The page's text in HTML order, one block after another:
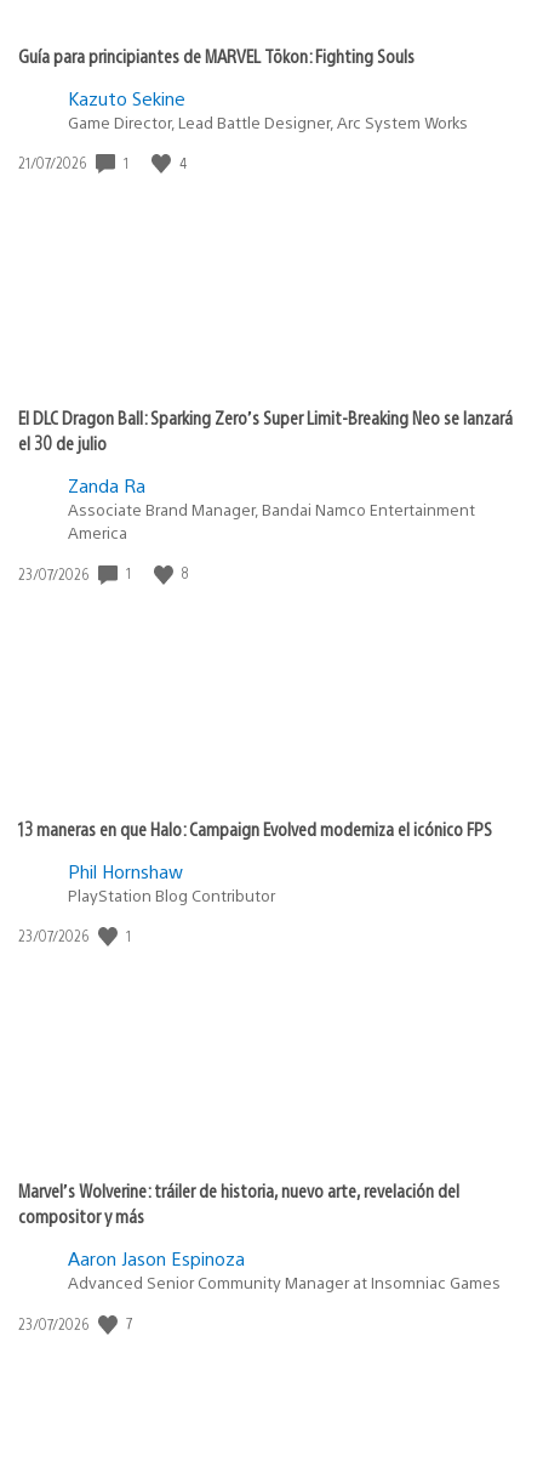
Guía para principiantes de MARVEL Tōkon: Fighting Souls
Kazuto Sekine
Game Director, Lead Battle Designer, Arc System Works
Fecha
21/07/2026 1 4
El DLC Dragon Ball: Sparking Zero’s Super Limit-Breaking Neo se lanzará
el 30 de julio
Zanda Ra
Associate Brand Manager, Bandai Namco Entertainment
America
Fecha
23/07/2026 1 8
13 maneras en que Halo: Campaign Evolved moderniza el icónico FPS
Phil Hornshaw
PlayStation Blog Contributor
Fecha
23/07/2026 1
Marvel’s Wolverine: tráiler de historia, nuevo arte, revelación del
compositor y más
Aaron Jason Espinoza
Advanced Senior Community Manager at Insomniac Games
Fecha
23/07/2026 7